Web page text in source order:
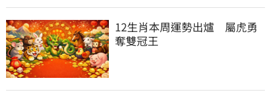
12生肖本周運勢出爐　屬虎勇
奪雙冠王